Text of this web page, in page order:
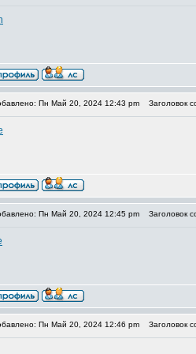
Пн Май 20, 2024 12:43 pm Заголовок
Пн Май 20, 2024 12:45 pm Заголовок
Пн Май 20, 2024 12:46 pm Заголовок